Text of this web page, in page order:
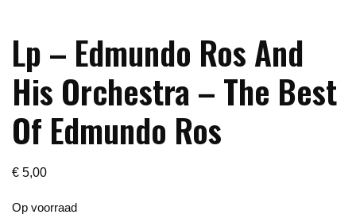
Lp – Edmundo Ros And
His Orchestra – The Best
Of Edmundo Ros
€ 5,00
Op voorraad